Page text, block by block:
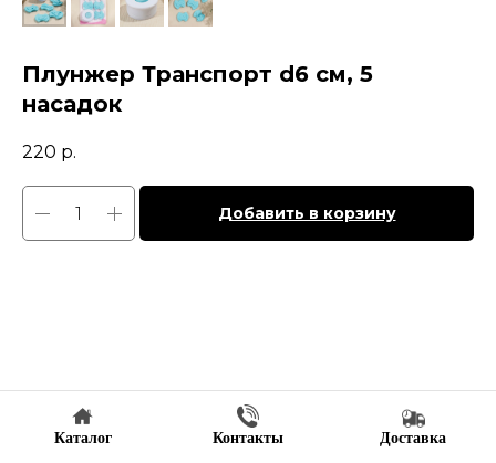
Плунжер Транспорт d6 см, 5
насадок
220 р.
Добавить в корзину
Каталог Контакты Доставка